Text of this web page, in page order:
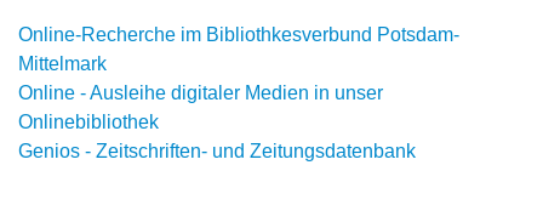
Online-Recherche im Bibliothkesverbund Potsdam-
Mittelmark
Online - Ausleihe digitaler Medien in unser
Onlinebibliothek
Genios - Zeitschriften- und Zeitungsdatenbank